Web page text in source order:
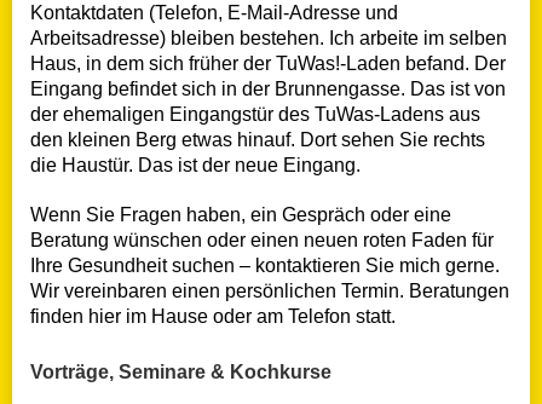
Kontaktdaten (Telefon, E-Mail-Adresse und
Arbeitsadresse) bleiben bestehen. Ich arbeite im selben
Haus, in dem sich früher der TuWas!-Laden befand. Der
Eingang befindet sich in der Brunnengasse. Das ist von
der ehemaligen Eingangstür des TuWas-Ladens aus
den kleinen Berg etwas hinauf. Dort sehen Sie rechts
die Haustür. Das ist der neue Eingang.
Wenn Sie Fragen haben, ein Gespräch oder eine
Beratung wünschen oder einen neuen roten Faden für
Ihre Gesundheit suchen – kontaktieren Sie mich gerne.
Wir vereinbaren einen persönlichen Termin. Beratungen
finden hier im Hause oder am Telefon statt.
Vorträge, Seminare & Kochkurse